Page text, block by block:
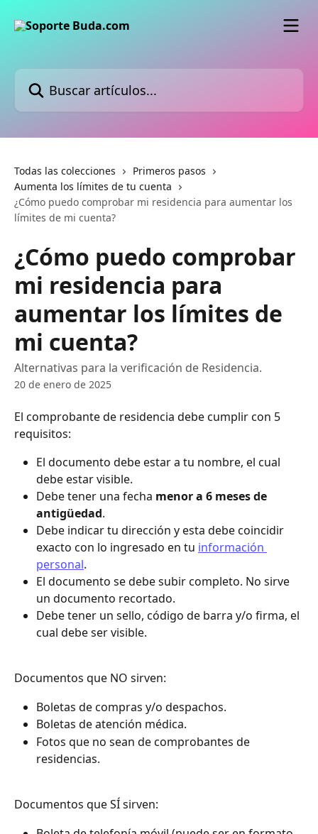
Buscar artículos...
Todas las colecciones
Primeros pasos
Aumenta los límites de tu cuenta
¿Cómo puedo comprobar mi residencia para aumentar los
límites de mi cuenta?
¿Cómo puedo comprobar
mi residencia para
aumentar los límites de
mi cuenta?
Alternativas para la verificación de Residencia.
20 de enero de 2025
El comprobante de residencia debe cumplir con 5
requisitos:
El documento debe estar a tu nombre, el cual
debe estar visible.
Debe tener una fecha menor a 6 meses de
antigüedad.
Debe indicar tu dirección y esta debe coincidir
exacto con lo ingresado en tu información
personal.
El documento se debe subir completo. No sirve
un documento recortado.
Debe tener un sello, código de barra y/o firma, el
cual debe ser visible.
Documentos que NO sirven:
Boletas de compras y/o despachos.
Boletas de atención médica.
Fotos que no sean de comprobantes de
residencias.
Documentos que SÍ sirven: